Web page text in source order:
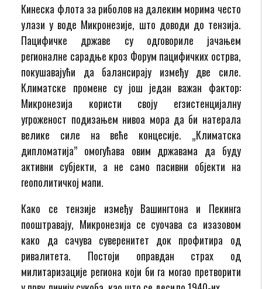
Кинеска флота за риболов на далеким морима често
улази у воде Микронезије, што доводи до тензија.
Пацифичке државе су одговориле јачањем
регионалне сарадње кроз Форум пацифичких острва,
покушавајући да балансирају између две силе.
Климатске промене су још један важан фактор:
Микронезија користи своју егзистенцијалну
угроженост подизањем нивоа мора да би натерала
велике силе на веће концесије. „Климатска
дипломатија” омогућава овим државама да буду
активни субјекти, а не само пасивни објекти на
геополитичкој мапи.
Како се тензије између Вашингтона и Пекинга
пооштравају, Микронезија се суочава са изазовом
како да сачува суверенитет док профитира од
ривалитета. Постоји оправдан страх од
милитаризације региона који би га могао претворити